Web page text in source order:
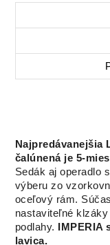
Najpredávanejšia
čalúnená je 5-
Sedák aj operadlo
výberu zo
oceľový rám.
nastaviteľné
podlahy.
lavica.